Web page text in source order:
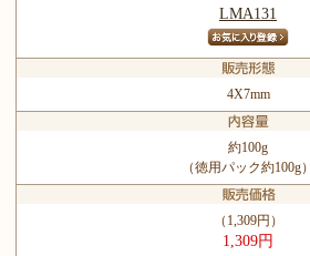
LMA131
4X7mm
約100g
（徳用パック約100g）
（1,309円）
1,309円